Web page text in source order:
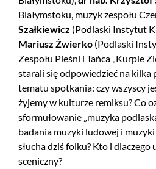
Białymstoku, muzyk zespołu
Szałkiewicz (Podlaski Instytut
Mariusz Żwierko (Podlaski
Zespołu Pieśni i Tańca „Kurpie
starali się odpowiedzieć na kilka
tematu spotkania: czy wszyscy
żyjemy w kulturze remiksu? Co
sformułowanie „muzyka
badania muzyki ludowej i
słucha dziś folku? Kto i
sceniczny?